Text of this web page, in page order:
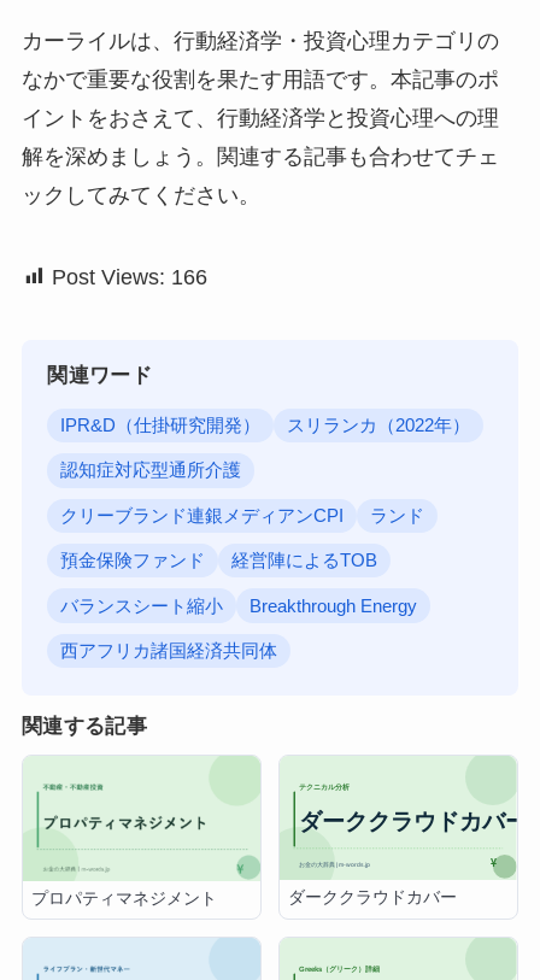
カーライルは、行動経済学・投資心理カテゴリの
なかで重要な役割を果たす用語です。本記事のポ
イントをおさえて、行動経済学と投資心理への理
解を深めましょう。関連する記事も合わせてチェ
ックしてみてください。
Post Views: 166
関連ワード
IPR&D（仕掛研究開発） スリランカ（2022年）
認知症対応型通所介護
クリーブランド連銀メディアンCPI ランド
預金保険ファンド 経営陣によるTOB
バランスシート縮小 Breakthrough Energy
西アフリカ諸国経済共同体
関連する記事
プロパティマネジメント ダーククラウドカバー